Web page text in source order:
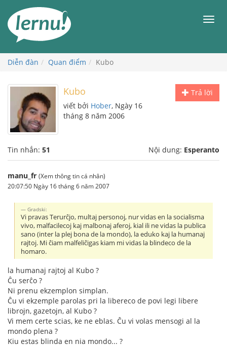
đến
phần
dung
Diễn đàn Quan điểm Kubo
Trả lời
Kubo
viết bởi Hober, Ngày 16
tháng 8 năm 2006
Tin nhắn: 51 Nội dung: Esperanto
manu_fr (Xem thông tin cá nhân)
20:07:50 Ngày 16 tháng 6 năm 2007
Gradski:
Vi pravas Terurĉjo, multaj personoj, nur vidas en la socialisma
vivo, malfacilecoj kaj malbonaj aferoj, kial ili ne vidas la publica
sano (inter la plej bona de la mondo), la eduko kaj la humanaj
rajtoj. Mi ĉiam malfeliĉigas kiam mi vidas la blindeco de la
homaro.
la humanaj rajtoj al Kubo ?
Ĉu serĉo ?
Ni prenu ekzemplon simplan.
Ĉu vi ekzemple parolas pri la libereco de povi legi libere
librojn, gazetojn, al Kubo ?
Vi mem certe scias, ke ne eblas. Ĉu vi volas mensogi al la
mondo plena ?
Kiu estas blinda en nia mondo... ?